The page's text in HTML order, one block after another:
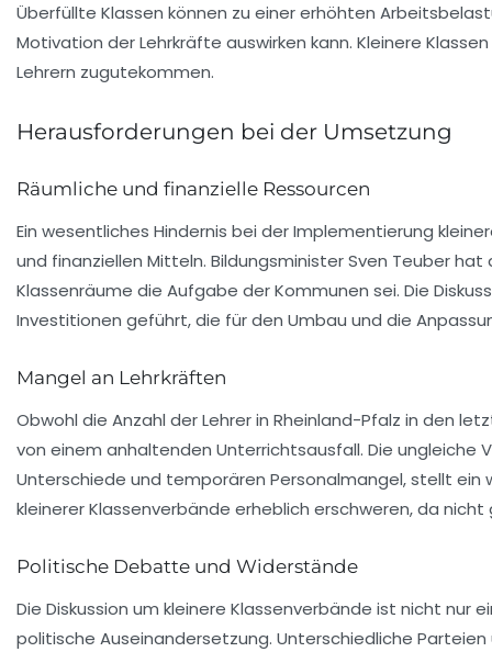
Überfüllte Klassen können zu einer erhöhten
Motivation der Lehrkräfte auswirken kann. Kleinere
Lehrern zugutekommen.
Herausforderungen bei der Umsetzung
Räumliche und finanzielle Ressourcen
Ein wesentliches Hindernis bei der Implementierung
und finanziellen Mitteln. Bildungsminister Sven Teuber
Klassenräume die Aufgabe der Kommunen sei. Die
Investitionen geführt, die für den Umbau und die
Mangel an Lehrkräften
Obwohl die Anzahl der Lehrer in Rheinland-Pfalz in den
von einem anhaltenden Unterrichtsausfall. Die ungleiche
Unterschiede und temporären Personalmangel, stellt ein
kleinerer Klassenverbände erheblich erschweren, da
Politische Debatte und Widerstände
Die Diskussion um kleinere Klassenverbände ist nicht nur
politische Auseinandersetzung. Unterschiedliche